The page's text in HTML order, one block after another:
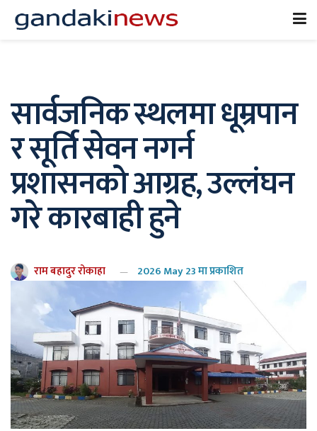
सार्वजनिक स्थलमा धूम्रपान
र सूर्ति सेवन नगर्न
प्रशासनको आग्रह, उल्लंघन
गरे कारबाही हुने
राम बहादुर रोकाहा 2026 May 23 मा प्रकाशित